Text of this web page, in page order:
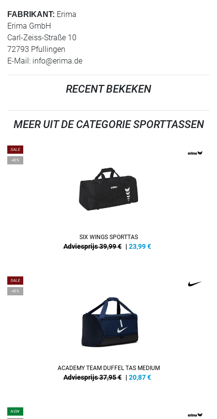
FABRIKANT: Erima
Erima GmbH
Carl-Zeiss-Straße 10
72793 Pfullingen
E-Mail: info@erima.de
RECENT BEKEKEN
MEER UIT DE CATEGORIE SPORTTASSEN
SALE
-40%
SIX WINGS SPORTTAS
Adviesprijs 39,99 € | 23,99€
SALE
-45%
ACADEMY TEAM DUFFEL TAS MEDIUM
Adviesprijs 37,95 € | 20,87€
NEW